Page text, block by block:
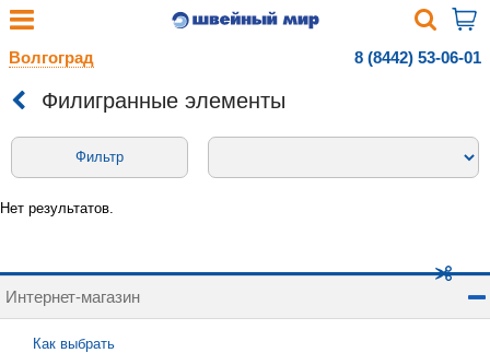
Волгоград 8 (8442) 53-06-01
Филигранные элементы
Фильтр
Нет результатов.
Интернет-магазин
Как выбрать